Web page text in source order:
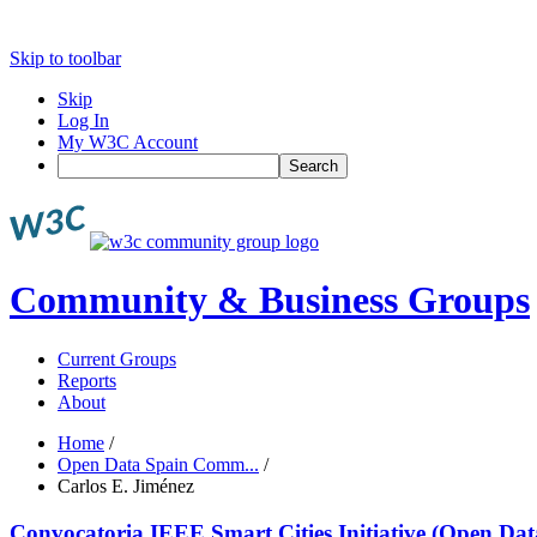
Skip to toolbar
Skip
Log In
My W3C Account
Search
Community & Business Groups
Current Groups
Reports
About
Home /
Open Data Spain Comm... /
Carlos E. Jiménez